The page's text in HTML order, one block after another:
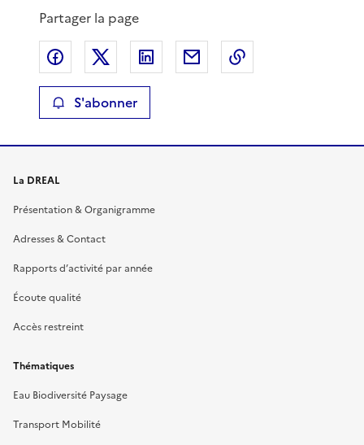
Partager la page
Partager sur Facebook
Partager sur XPartager sur LinkedIn
Partager par email
S'abonner
La DREAL
Présentation & Organigramme
Adresses & Contact
Rapports d’activité par année
Écoute qualité
Accès restreint
Thématiques
Eau Biodiversité Paysage
Transport Mobilité